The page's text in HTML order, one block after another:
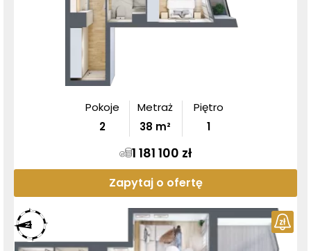
Pokoje
2
Metraż
38 m²
Piętro
1
1 181 100 zł
Zapytaj o ofertę